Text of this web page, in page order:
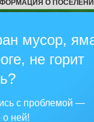
СВЕДЕНИЯ О
ЧИСЛЕННОСТИ
О КАДРОВОМ
КОНКУРСОВ
ГРАЖДАН
мусор,
не горит
с проблемой —
о ней!